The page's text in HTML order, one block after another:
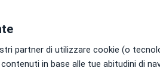
partner di utilizzare cookie (o
in base alle tue abitudini di